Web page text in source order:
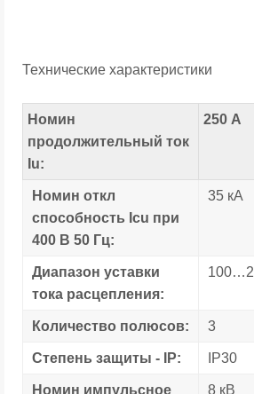
Технические характеристики
Номин
продолжительный ток
Iu:
250 А
Номин откл
способность Icu при
400 В 50 Гц:
35 кА
Диапазон уставки
тока расцепления:
Количество полюсов: 3
Степень защиты - IP: IP30
Номин импульсное 8 кВ